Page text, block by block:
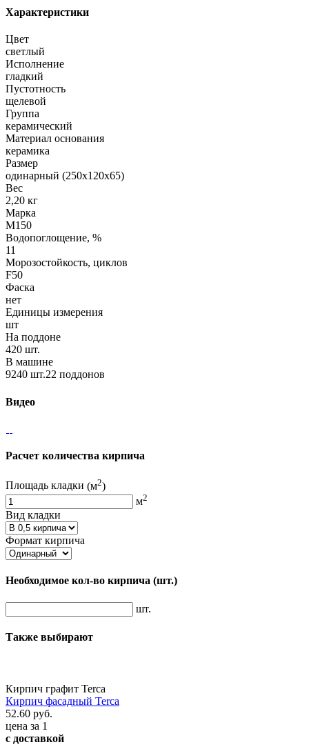
Характеристики
Цвет
светлый
Исполнение
гладкий
Пустотность
щелевой
Группа
керамический
Материал основания
керамика
Размер
одинарный (250х120х65)
Вес
2,20 кг
Марка
М150
Водопоглощение, %
11
Морозостойкость, циклов
F50
Фаска
нет
Единицы измерения
шт
На поддоне
420 шт.
В машине
9240 шт.22 поддонов
Видео
Расчет количества кирпича
Площадь кладки (м2)
м2
Вид кладки
Формат кирпича
Необходимое кол-во кирпича (шт.)
шт.
Также выбирают
Кирпич графит Terca
Кирпич фасадный Terca
52.60 руб.
цена за 1
с доставкой